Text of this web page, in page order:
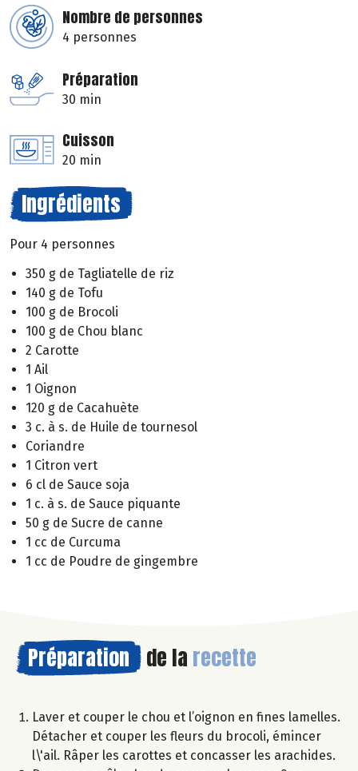
Nombre de personnes
4 personnes
Préparation
30 min
Cuisson
20 min
Ingrédients
Pour 4 personnes
350 g de Tagliatelle de riz
140 g de Tofu
100 g de Brocoli
100 g de Chou blanc
2 Carotte
1 Ail
1 Oignon
120 g de Cacahuète
3 c. à s. de Huile de tournesol
Coriandre
1 Citron vert
6 cl de Sauce soja
1 c. à s. de Sauce piquante
50 g de Sucre de canne
1 cc de Curcuma
1 cc de Poudre de gingembre
Préparation de la recette
Laver et couper le chou et l’oignon en fines lamelles.
Détacher et couper les fleurs du brocoli, émincer
l\'ail. Râper les carottes et concasser les arachides.